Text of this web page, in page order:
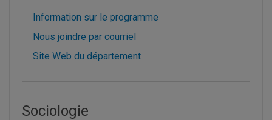
Information sur le programme
Nous joindre par courriel
Site Web du département
Sociologie